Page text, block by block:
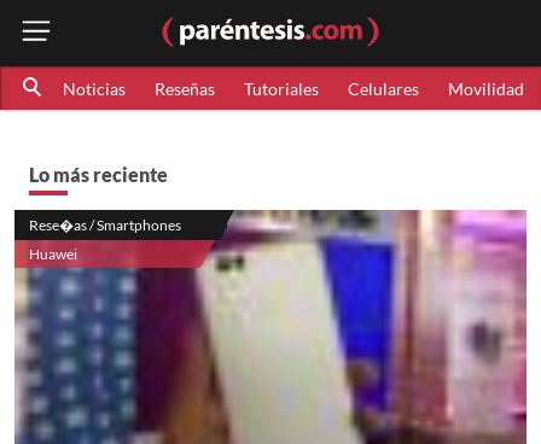
Noticias Reseñas Tutoriales Celulares Movilidad
Lo más reciente
Rese�as / Smartphones
Huawei